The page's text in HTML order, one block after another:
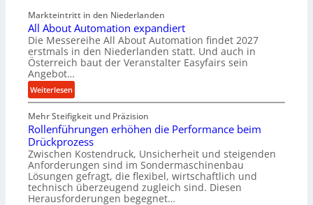
e
r
s
o
u
n
g
e
n
t
s
p
s
c
h
i
n
e
n
a
u
-
B
e
s
t
Markteintritt in den Niederlanden
All About Automation expandiert
Die Messereihe All About Automation findet 2027
erstmals in den Niederlanden statt. Und auch in
Österreich baut der Veranstalter Easyfairs sein
Angebot…
Weiterlesen:
A
l
l
A
b
o
u
t
Mehr Steifigkeit und Präzision
Rollenführungen erhöhen die Performance beim
Drückprozess
Zwischen Kostendruck, Unsicherheit und steigenden
Anforderungen sind im Sondermaschinenbau
Lösungen gefragt, die flexibel, wirtschaftlich und
technisch überzeugend zugleich sind. Diesen
Herausforderungen begegnet…